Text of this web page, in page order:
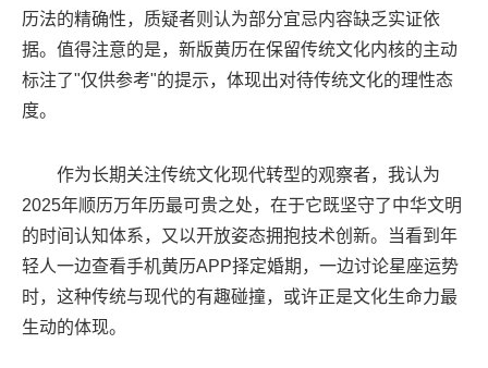
历法的精确性，质疑者则认为部分宜忌内容缺乏实证依
据。值得注意的是，新版黄历在保留传统文化内核的主动
标注了"仅供参考"的提示，体现出对待传统文化的理性态
度。
作为长期关注传统文化现代转型的观察者，我认为
2025年顺历万年历最可贵之处，在于它既坚守了中华文明
的时间认知体系，又以开放姿态拥抱技术创新。当看到年
轻人一边查看手机黄历APP择定婚期，一边讨论星座运势
时，这种传统与现代的有趣碰撞，或许正是文化生命力最
生动的体现。